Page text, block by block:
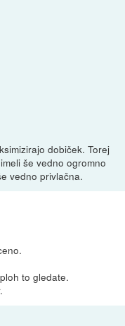
dobiček. Torej
še vedno ogromno
vedno privlačna.
to gledate.